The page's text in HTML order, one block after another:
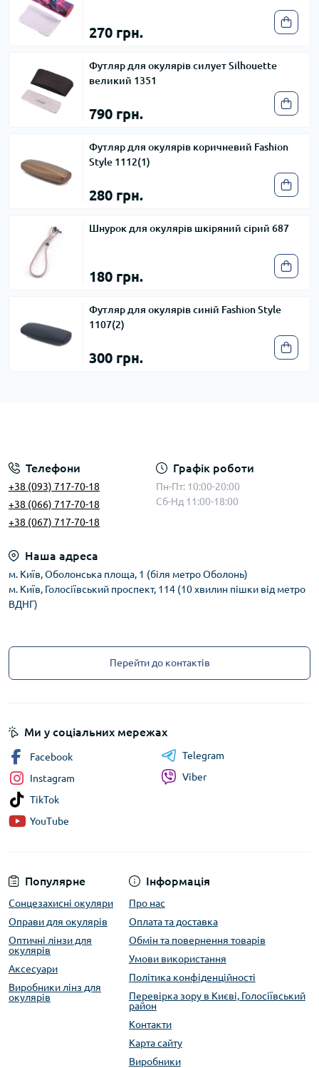
270 грн.
Футляр для окулярів силует Silhouette
великий 1351
790 грн.
Футляр для окулярів коричневий Fashion
Style 1112(1)
280 грн.
Шнурок для окулярів шкіряний сірий 687
180 грн.
Футляр для окулярів синій Fashion Style
1107(2)
300 грн.
Телефони
+38 (093) 717-70-18
+38 (066) 717-70-18
+38 (067) 717-70-18
Графік роботи
Пн-Пт: 10:00-20:00
Сб-Нд 11:00-18:00
Наша адреса
м. Київ, Оболонська площа, 1 (біля метро Оболонь)
м. Київ, Голосіївський проспект, 114 (10 хвилин пішки від метро
ВДНГ)
Перейти до контактів
Популярне
Сонцезахисні окуляри
Оправи для окулярів
Оптичні лінзи для
окулярів
Аксесуари
Виробники лінз для
окулярів
Інформація
Про нас
Оплата та доставка
Обмін та повернення товарів
Умови використання
Політика конфіденційності
Перевірка зору в Києві, Голосіївський
район
Контакти
Карта сайту
Виробники
Ми у соціальних мережах
Facebook
Instagram
TikTok
YouTube
Telegram
Viber